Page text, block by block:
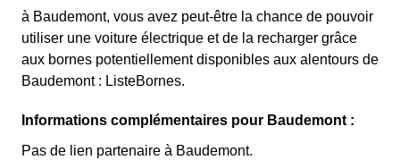
à Baudemont, vous avez peut-être la chance de pouvoir
utiliser une voiture électrique et de la recharger grâce
aux bornes potentiellement disponibles aux alentours de
Baudemont : ListeBornes.
Informations complémentaires pour Baudemont :
Pas de lien partenaire à Baudemont.